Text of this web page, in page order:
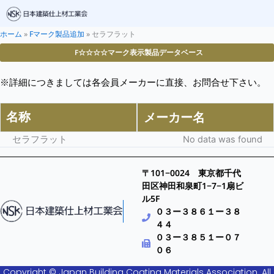
ホーム » Fマーク製品追加 » セラフラット
F☆☆☆☆マーク表示製品データベース
※詳細につきましては各会員メーカーに直接、お問合せ下さい。
名称 メーカー名
セラフラット No data was found
〒101−0024 東京都千代
田区神田和泉町1−7−1扇ビ
ル5F
０３ー３８６１ー３８
４４
０３ー３８５１ー０７
０６